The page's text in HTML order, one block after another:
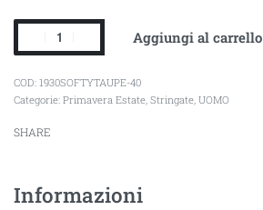
Aggiungi al carrello
1930SOFTYTAUPE-40
Categorie: Primavera Estate Stringate UOMO
SHARE
Informazioni